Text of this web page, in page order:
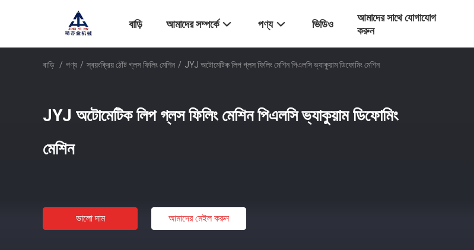
বাড়ি আমাদের সম্পর্কে পণ্য ভিডিও
আমাদের সাথে যোগাযোগ
করুন
বাড়ি / পণ্য / স্বয়ংক্রিয় ঠোঁট গ্লস ফিলিং মেশিন / JYJ অটোমেটিক লিপ গ্লস ফিলিং মেশিন পিএলসি ভ্যাকুয়াম ডিফোমিং মেশিন
JYJ অটোমেটিক লিপ গ্লস ফিলিং মেশিন পিএলসি ভ্যাকুয়াম ডিফোমিং
মেশিন
ভালো দাম আমাদের মেইল ​​করুন